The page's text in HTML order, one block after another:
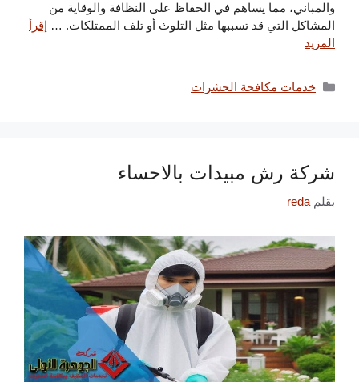
والمباني، مما يساهم في الحفاظ على النظافة والوقاية من
المشاكل التي قد تسببها مثل التلوث أو تلف الممتلكات. … إقرأ
المزيد
التصنيفات
خدمات مكافحة الحشرات
شركة رش مبيدات بالاحساء
بقلم reda